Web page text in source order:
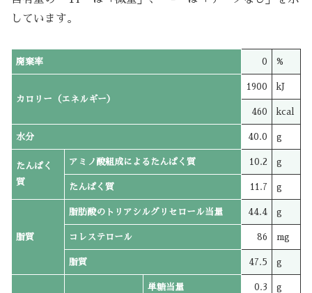
しています。
廃棄率 0 %
カロリー（エネルギー）
1900 kJ
460 kcal
水分 40.0 g
たんぱく
質
アミノ酸組成によるたんぱく質 10.2 g
たんぱく質 11.7 g
脂質
脂肪酸のトリアシルグリセロール当量 44.4 g
コレステロール 86 mg
脂質 47.5 g
単糖当量 0.3 g